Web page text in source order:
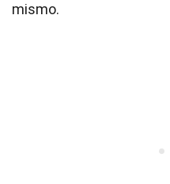
mismo.